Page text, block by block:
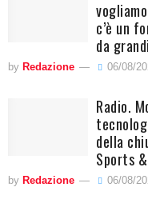
c’è un
da
by Redazione 06/08/
Radio.
della
Sports
by Redazione 06/08/